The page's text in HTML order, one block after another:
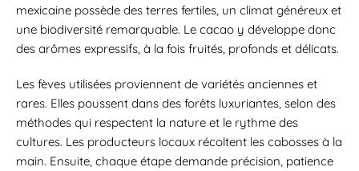
mexicaine possède des terres fertiles, un climat généreux et
une biodiversité remarquable. Le cacao y développe donc
des arômes expressifs, à la fois fruités, profonds et délicats.
Les fèves utilisées proviennent de variétés anciennes et
rares. Elles poussent dans des forêts luxuriantes, selon des
méthodes qui respectent la nature et le rythme des
cultures. Les producteurs locaux récoltent les cabosses à la
main. Ensuite, chaque étape demande précision, patience